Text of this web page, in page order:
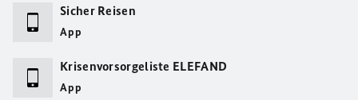
Sicher Reisen
App
Krisenvorsorgeliste ELEFAND
App